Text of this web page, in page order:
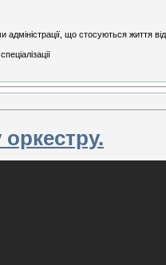
що стосуються життя